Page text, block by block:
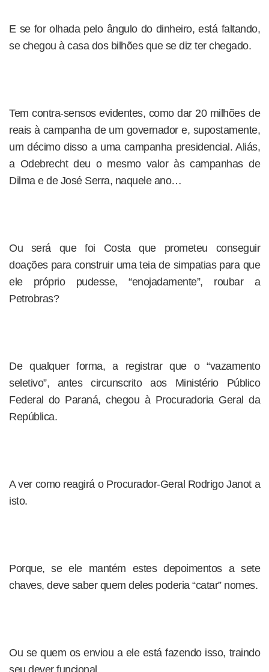
E se for olhada pelo ângulo do dinheiro, está faltando,
se chegou à casa dos bilhões que se diz ter chegado.
Tem contra-sensos evidentes, como dar 20 milhões de
reais à campanha de um governador e, supostamente,
um décimo disso a uma campanha presidencial. Aliás,
a Odebrecht deu o mesmo valor às campanhas de
Dilma e de José Serra, naquele ano…
Ou será que foi Costa que prometeu conseguir
doações para construir uma teia de simpatias para que
ele próprio pudesse, “enojadamente”, roubar a
Petrobras?
De qualquer forma, a registrar que o “vazamento
seletivo”, antes circunscrito aos Ministério Público
Federal do Paraná, chegou à Procuradoria Geral da
República.
A ver como reagirá o Procurador-Geral Rodrigo Janot a
isto.
Porque, se ele mantém estes depoimentos a sete
chaves, deve saber quem deles poderia “catar” nomes.
Ou se quem os enviou a ele está fazendo isso, traindo
seu dever funcional.